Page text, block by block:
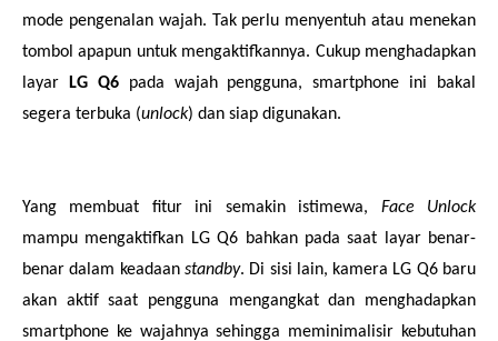
mode pengenalan wajah. Tak perlu menyentuh atau menekan
tombol apapun untuk mengaktifkannya. Cukup menghadapkan
layar
LG Q6pada wajah pengguna, smartphone ini bakal
segera terbuka (unlock) dan siap digunakan.
Yang membuat fitur ini semakin istimewa, Face Unlock
mampu mengaktifkan LG Q6 bahkan pada saat layar benar-
benar dalam keadaan standby. Di sisi lain, kamera LG Q6 baru
akan aktif saat pengguna mengangkat dan menghadapkan
smartphone ke wajahnya sehingga meminimalisir kebutuhan